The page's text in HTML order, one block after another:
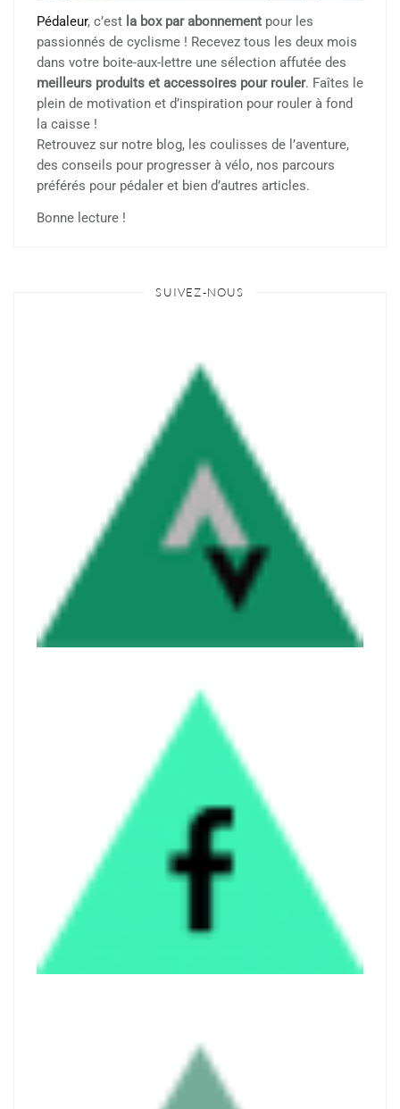
Pédaleur, c’est la box par abonnement pour les
passionnés de cyclisme ! Recevez tous les deux mois
dans votre boite-aux-lettre une sélection affutée des
meilleurs produits et accessoires pour rouler. Faîtes le
plein de motivation et d’inspiration pour rouler à fond
la caisse !
Retrouvez sur notre blog, les coulisses de l’aventure,
des conseils pour progresser à vélo, nos parcours
préférés pour pédaler et bien d’autres articles.
Bonne lecture !
SUIVEZ-NOUS